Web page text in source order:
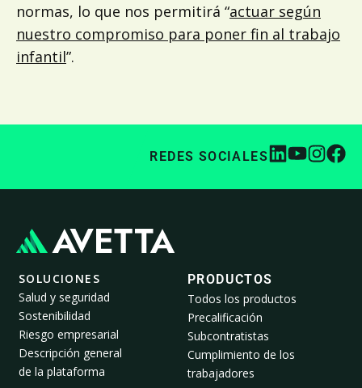
normas, lo que nos permitirá “actuar según
nuestro compromiso para poner fin al trabajo
infantil”.
REDES SOCIALES
SOLUCIONES
Salud y seguridad
Sostenibilidad
Riesgo empresarial
Descripción general
de la plataforma
PRODUCTOS
Todos los productos
Precalificación
Subcontratistas
Cumplimiento de los
trabajadores